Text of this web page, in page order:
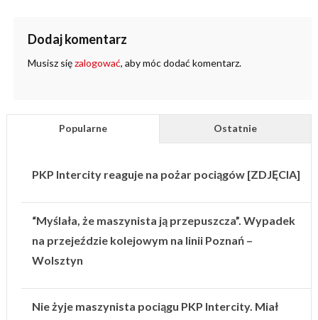
Dodaj komentarz
Musisz sięzalogować, aby móc dodać komentarz.
Popularne Ostatnie
PKP Intercity reaguje na pożar pociągów [ZDJĘCIA]
“Myślała, że maszynista ją przepuszcza”. Wypadek
na przejeździe kolejowym na linii Poznań –
Wolsztyn
Nie żyje maszynista pociągu PKP Intercity. Miał